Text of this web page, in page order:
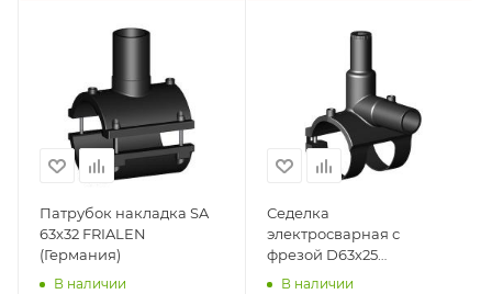
Патрубок накладка SA
63х32 FRIALEN
(Германия)
В наличии
Седелка
электросварная с
фрезой D63х25
моноблок ПЭ100 SDR 11
В наличии